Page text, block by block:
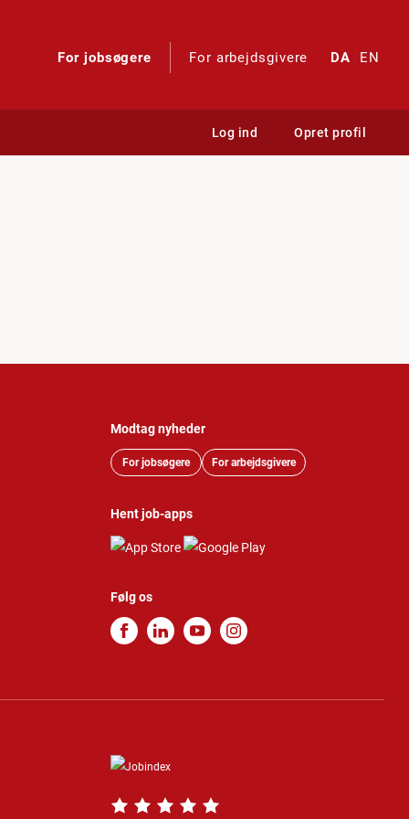
For jobsøgere For arbejdsgivere DA EN
Log ind Opret profil
Modtag nyheder
For jobsøgere For arbejdsgivere
Hent job-apps
Følg os